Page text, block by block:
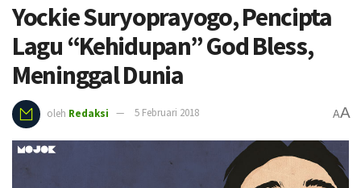
Yockie Suryoprayogo, Pencipta
Lagu “Kehidupan” God Bless,
Meninggal Dunia
oleh Redaksi 5 Februari 2018 AA